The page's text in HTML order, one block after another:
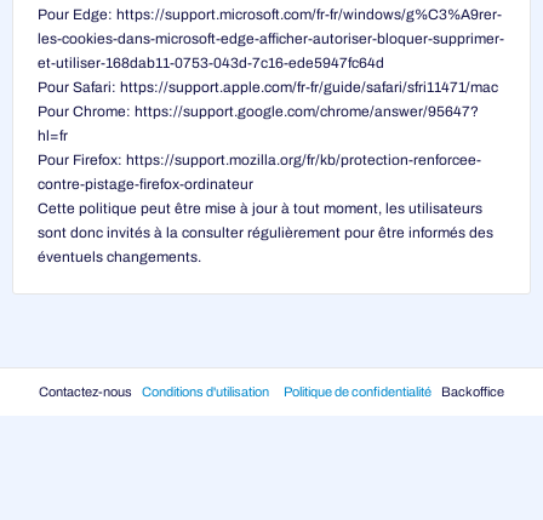
Pour Edge: https://support.microsoft.com/fr-fr/windows/g%C3%A9rer-
les-cookies-dans-microsoft-edge-afficher-autoriser-bloquer-supprimer-
et-utiliser-168dab11-0753-043d-7c16-ede5947fc64d
Pour Safari: https://support.apple.com/fr-fr/guide/safari/sfri11471/mac
Pour Chrome: https://support.google.com/chrome/answer/95647?
hl=fr
Pour Firefox: https://support.mozilla.org/fr/kb/protection-renforcee-
contre-pistage-firefox-ordinateur
Cette politique peut être mise à jour à tout moment, les utilisateurs
sont donc invités à la consulter régulièrement pour être informés des
éventuels changements.
Contactez-nous Conditions d'utilisation Politique de confidentialité Backoffice